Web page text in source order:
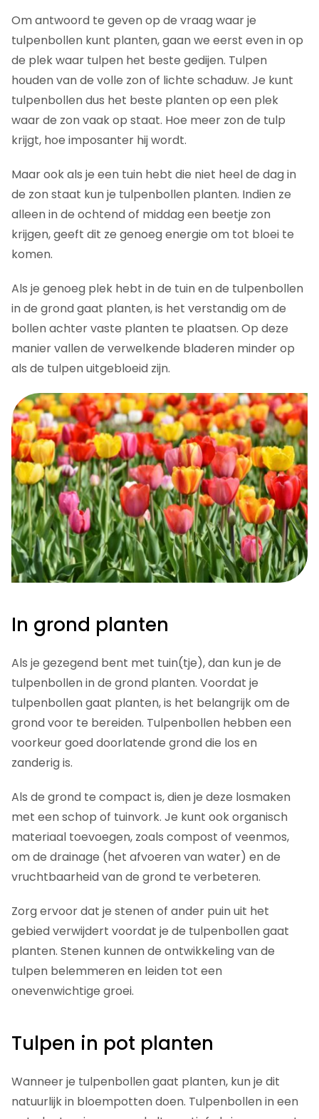
Om antwoord te geven op de vraag waar je
tulpenbollen kunt planten, gaan we eerst even in op
de plek waar tulpen het beste gedijen. Tulpen
houden van de volle zon of lichte schaduw. Je kunt
tulpenbollen dus het beste planten op een plek
waar de zon vaak op staat. Hoe meer zon de tulp
krijgt, hoe imposanter hij wordt.
Maar ook als je een tuin hebt die niet heel de dag in
de zon staat kun je tulpenbollen planten. Indien ze
alleen in de ochtend of middag een beetje zon
krijgen, geeft dit ze genoeg energie om tot bloei te
komen.
Als je genoeg plek hebt in de tuin en de tulpenbollen
in de grond gaat planten, is het verstandig om de
bollen achter vaste planten te plaatsen. Op deze
manier vallen de verwelkende bladeren minder op
als de tulpen uitgebloeid zijn.
In grond planten
Als je gezegend bent met tuin(tje), dan kun je de
tulpenbollen in de grond planten. Voordat je
tulpenbollen gaat planten, is het belangrijk om de
grond voor te bereiden. Tulpenbollen hebben een
voorkeur goed doorlatende grond die los en
zanderig is.
Als de grond te compact is, dien je deze losmaken
met een schop of tuinvork. Je kunt ook organisch
materiaal toevoegen, zoals compost of veenmos,
om de drainage (het afvoeren van water) en de
vruchtbaarheid van de grond te verbeteren.
Zorg ervoor dat je stenen of ander puin uit het
gebied verwijdert voordat je de tulpenbollen gaat
planten. Stenen kunnen de ontwikkeling van de
tulpen belemmeren en leiden tot een
onevenwichtige groei.
Tulpen in pot planten
Wanneer je tulpenbollen gaat planten, kun je dit
natuurlijk in bloempotten doen. Tulpenbollen in een